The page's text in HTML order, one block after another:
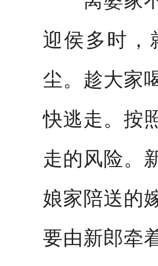
迎侯多时，
尘。趁大家
快逃走。按
走的风险。
娘家陪送的
要由新郎牵